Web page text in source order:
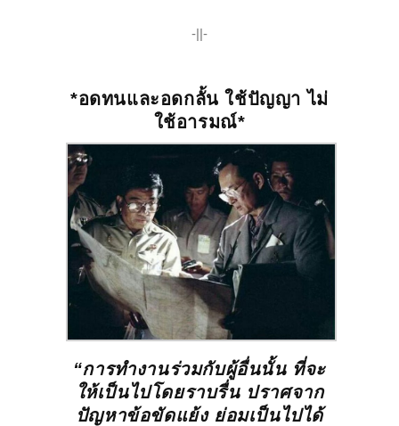
-||-
*อดทนและอดกลั้น ใช้ปัญญา ไม่
ใช้อารมณ์*
“การทำงานร่วมกับผู้อื่นนั้น ที่จะ
ให้เป็นไปโดยราบรื่น ปราศจาก
ปัญหาข้อขัดแย้ง ย่อมเป็นไปได้